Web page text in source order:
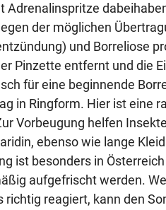
Adrenalinspritze
der möglichen
und Borreliose
Pinzette entfernt und die
für eine beginnende
in Ringform. Hier ist eine
Vorbeugung helfen
ebenso wie lange
ist besonders in
aufgefrischt werden.
richtig reagiert, kann den